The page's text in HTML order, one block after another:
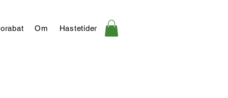
Om Hastetider